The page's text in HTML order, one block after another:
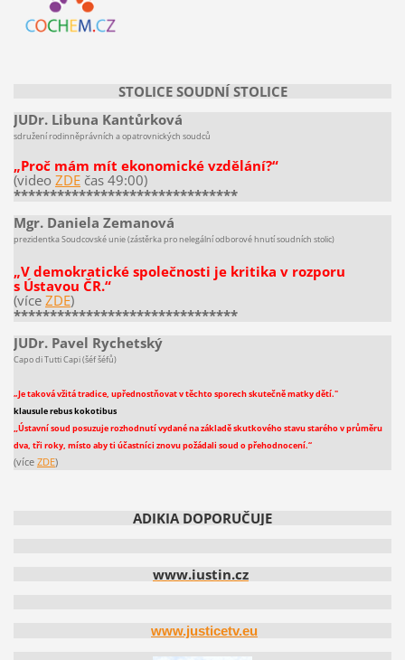
STOLICE SOUDNÍ STOLICE
JUDr. Libuna Kantůrková
sdružení rodinněprávních a opatrovnických soudců
„Proč mám mít ekonomické vzdělání?“
(video ZDEčas 49:00)
*******************************
Mgr. Daniela Zemanová
prezidentka Soudcovské unie (zástěrka pro nelegální odborové hnutí soudních stolic)
„V demokratické společnosti je kritika v rozporu
s Ústavou ČR.“
(více ZDE)
*******************************
JUDr. Pavel Rychetský
Capo di Tutti Capi (šéf šéfů)
„Je taková vžitá tradice, upřednostňovat v těchto sporech skutečně matky dětí."
klausule rebus kokotibus
Ústavní soud posuzuje rozhodnutí vydané na základě skutkového stavu starého v průměru
dva, tři roky, místo aby ti účastníci znovu požádali soud o přehodnocení.“
(více ZDE)
ADIKIA DOPORUČUJE
www.iustin.cz
www.justicetv.eu